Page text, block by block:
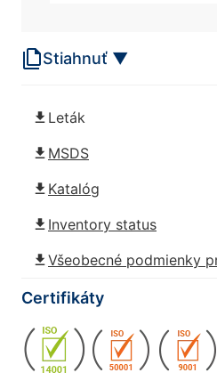
Stiahnuť ▼
Leták
MSDS
Katalóg
Inventory status
Všeobecné podmienky
Certifikáty
Rokopol® D1002
Rokopol® D450
Rokopol® DE320
Rokopol®